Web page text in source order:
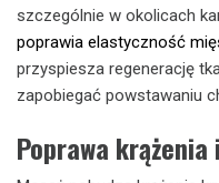
szczególnie w okolicach
poprawia elastyczność
przyspiesza regenerację
zapobiegać powstawaniu
Poprawa